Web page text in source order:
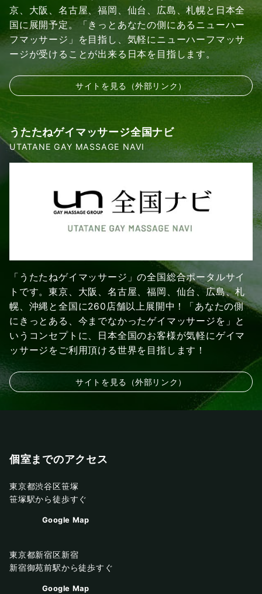
京、大阪、名古屋、福岡、仙台、広島、札幌と日本全
国に展開予定。「きっとあなたの側にあるニューハー
フマッサージ」を目指し、気軽にニューハーフマッサ
ージが受けることが出来る日本を目指します。
サイトを見る（外部リンク）
うたたねゲイマッサージ全国ナビ
UTATANE GAY MASSAGE NAVI
「うたたねゲイマッサージ」の全国総合ポータルサイ
トです。東京、大阪、名古屋、福岡、仙台、広島、札
幌、沖縄と全国に260店舗以上展開中！「あなたの側
にきっとある、今までなかったゲイマッサージを」と
いうコンセプトに、日本全国のお客様が気軽にゲイマ
ッサージをご利用頂ける世界を目指します！
サイトを見る（外部リンク）
個室までのアクセス
東京都渋谷区笹塚
笹塚駅から徒歩すぐ
Google Map
東京都新宿区新宿
新宿御苑前駅から徒歩すぐ
Google Map